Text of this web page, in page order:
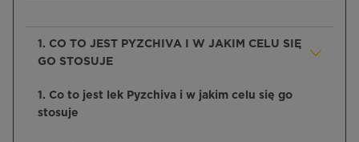
1. CO TO JEST PYZCHIVA I W JAKIM CELU SIĘ
GO STOSUJE
1. Co to jest lek Pyzchiva i w jakim celu się go
stosuje